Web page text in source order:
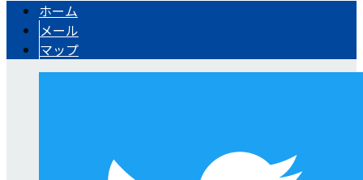
ホーム
メール
マップ